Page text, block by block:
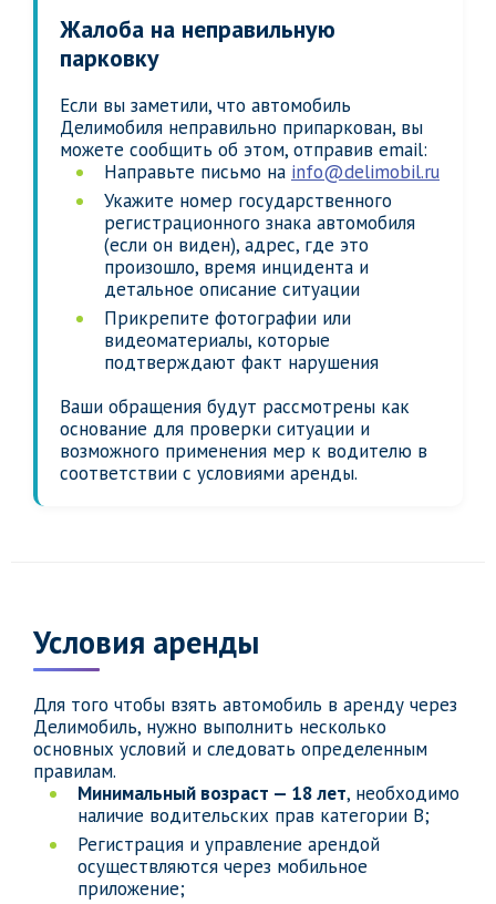
Жалоба на неправильную
парковку
Если вы заметили, что автомобиль
Делимобиля неправильно припаркован, вы
можете сообщить об этом, отправив email:
Направьте письмо на info@delimobil.ru
Укажите номер государственного
регистрационного знака автомобиля
(если он виден), адрес, где это
произошло, время инцидента и
детальное описание ситуации
Прикрепите фотографии или
видеоматериалы, которые
подтверждают факт нарушения
Ваши обращения будут рассмотрены как
основание для проверки ситуации и
возможного применения мер к водителю в
соответствии с условиями аренды.
Условия аренды
Для того чтобы взять автомобиль в аренду через
Делимобиль, нужно выполнить несколько
основных условий и следовать определенным
правилам.
Минимальный возраст — 18 лет, необходимо
наличие водительских прав категории B;
Регистрация и управление арендой
осуществляются через мобильное
приложение;